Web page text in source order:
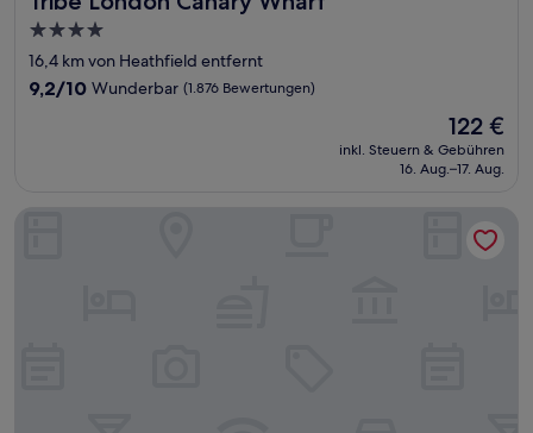
4.0-
Sterne-
Unterkunft
16,4 km von Heathfield entfernt
9.2
9,2/10 Wunderbar (1.876 Bewertungen)
Der
Preis
beträgt
122 €
inkl. Steuern & Gebühren
16. Aug.–17. Aug.